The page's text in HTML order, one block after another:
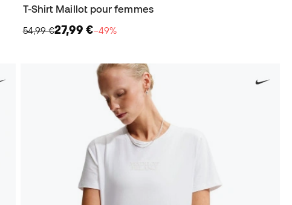
T-Shirt Maillot pour femmes
54,99 €27,99 €−49%